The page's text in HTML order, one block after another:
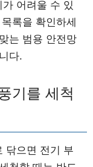
어려울 수 있
록을 확인하세
는 범용 안전망
다.
기를 세척
닦으면 전기 부